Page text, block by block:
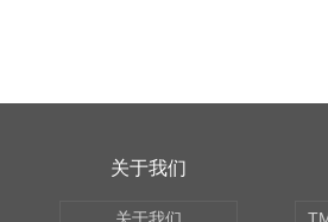
关于我们